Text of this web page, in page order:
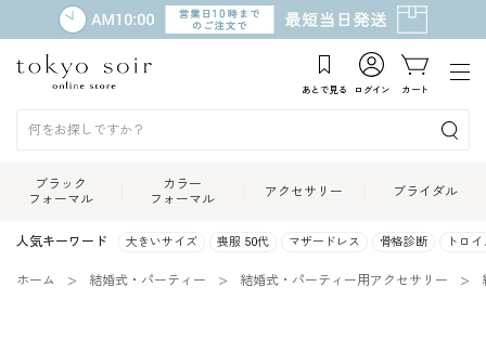
あとで見る ログイン カート
ブラック
フォーマル
カラー
フォーマル
アクセサリー ブライダル
人気キーワード 大きいサイズ 喪服 50代 マザードレス 骨格診断 トロ
ホーム 結婚式・パーティー 結婚式・パーティー用アクセサリー